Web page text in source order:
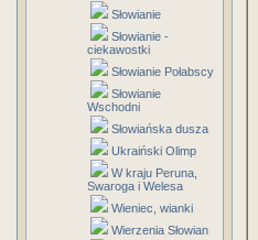
Słowianie
Słowianie -
ciekawostki
Słowianie Połabscy
Słowianie
Wschodni
Słowiańska dusza
Ukraiński Olimp
W kraju Peruna,
Swaroga i Welesa
Wieniec, wianki
Wierzenia Słowian